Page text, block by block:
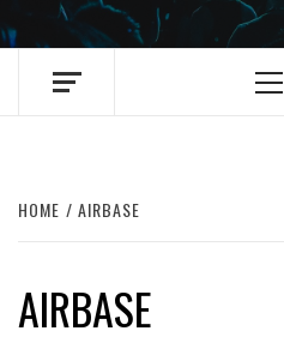
HOME AIRBASE
AIRBASE